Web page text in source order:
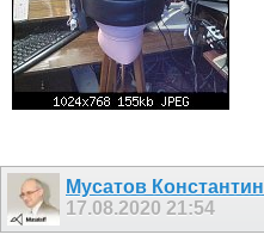
Мусатов Константин
17.08.2020 21:54